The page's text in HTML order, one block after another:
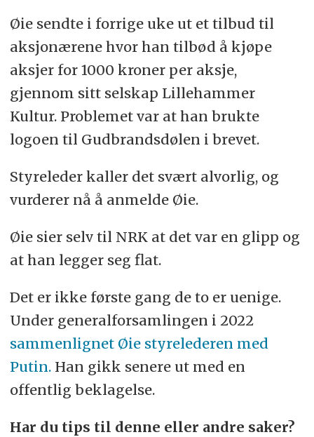
Øie sendte i forrige uke ut et tilbud til
aksjonærene hvor han tilbød å kjøpe
aksjer for 1000 kroner per aksje,
gjennom sitt selskap Lillehammer
Kultur. Problemet var at han brukte
logoen til Gudbrandsdølen i brevet.
Styreleder kaller det svært alvorlig, og
vurderer nå å anmelde Øie.
Øie sier selv til NRK at det var en glipp og
at han legger seg flat.
Det er ikke første gang de to er uenige.
Under generalforsamlingen i 2022
sammenlignet Øie styrelederen med
Putin.Han gikk senere ut med en
offentlig beklagelse.
Har du tips til denne eller andre saker?